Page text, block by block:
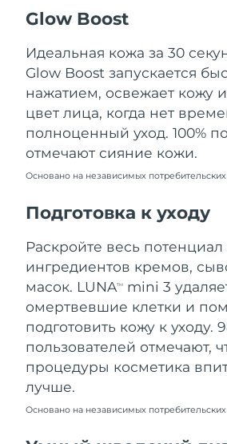
Glow Boost
Идеальная кожа за 30
Glow Boost запускается
нажатием, освежает кожу
цвет лица, когда нет
полноценный уход. 100%
отмечают сияние кожи.
Основано на независимых
Подготовка к уходу
Раскройте весь
ингредиентов кремов,
масок. LUNATM
mini 3
омертвевшие клетки и
подготовить кожу к уходу.
пользователей отмечают,
процедуры косметика
лучше.
Основано на независимых
Катар
Реюньон
Румыния
Россия
Саудовская Аравия
Сингапур
Словакия
Словения
Южно-Африканская